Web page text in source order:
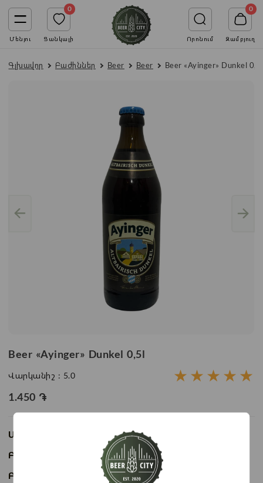
Մենյու
0
Ցանկալի Որոնում
0
Զամբյուղ
Գլխավոր Բաժիններ Beer Beer Beer «Ayinger» Dunkel 0,5l
Beer «Ayinger» Dunkel 0,5l
Վարկանիշ : 5.0 ★
★
★
★
★
1.450 ֏
Առկայություն:
Առկա է
Բաժնի անվանում: Beer
Բրենդ: